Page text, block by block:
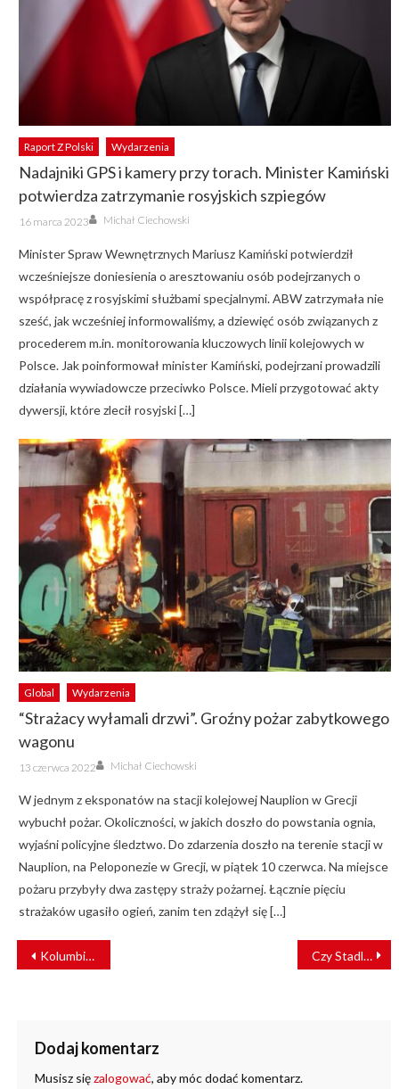
Raport Z Polski Wydarzenia
Nadajniki GPS i kamery przy torach. Minister Kamiński
potwierdza zatrzymanie rosyjskich szpiegów
Posted
on
16 marca 2023 Author
Michał Ciechowski
Minister Spraw Wewnętrznych Mariusz Kamiński potwierdził
wcześniejsze doniesienia o aresztowaniu osób podejrzanych o
współpracę z rosyjskimi służbami specjalnymi. ABW zatrzymała nie
sześć, jak wcześniej informowaliśmy, a dziewięć osób związanych z
procederem m.in. monitorowania kluczowych linii kolejowych w
Polsce. Jak poinformował minister Kamiński, podejrzani prowadzili
działania wywiadowcze przeciwko Polsce. Mieli przygotować akty
dywersji, które zlecił rosyjski […]
Global Wydarzenia
“Strażacy wyłamali drzwi”. Groźny pożar zabytkowego
wagonu
Posted
on
13 czerwca 2022 Author
Michał Ciechowski
W jednym z eksponatów na stacji kolejowej Nauplion w Grecji
wybuchł pożar. Okoliczności, w jakich doszło do powstania ognia,
wyjaśni policyjne śledztwo. Do zdarzenia doszło na terenie stacji w
Nauplion, na Peloponezie w Grecji, w piątek 10 czerwca. Na miejsce
pożaru przybyły dwa zastępy straży pożarnej. Łącznie pięciu
strażaków ugasiło ogień, zanim ten zdążył się […]
NAWIGACJA
WPISU
Kolumbia: Byli pracownicy kopalni zablokowali tory, wstrzymując transport węgla Czy Stadler rozpocznie produkcję pociągów na Ukrainie? Są pierwsze podpisy!
Dodaj komentarz
Musisz sięzalogować, aby móc dodać komentarz.